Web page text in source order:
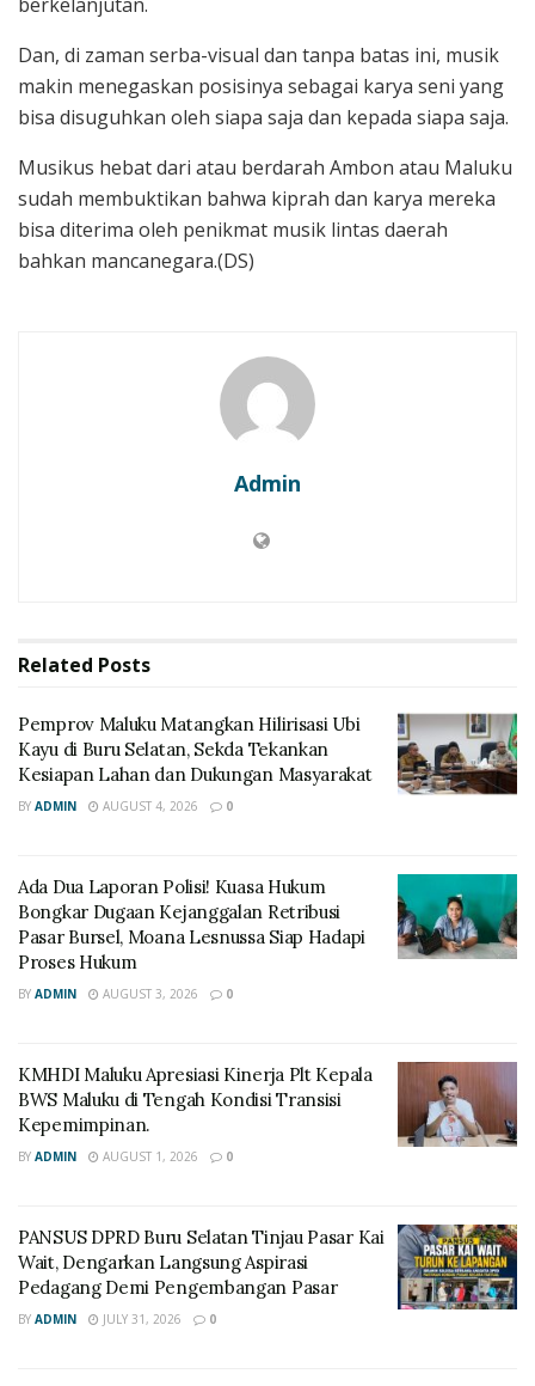
Dan, di zaman serba-visual dan tanpa batas ini, musik
makin menegaskan posisinya sebagai karya seni yang
bisa disuguhkan oleh siapa saja dan kepada siapa saja.
Musikus hebat dari atau berdarah Ambon atau Maluku
sudah membuktikan bahwa kiprah dan karya mereka
bisa diterima oleh penikmat musik lintas daerah
bahkan mancanegara.(DS)
Admin
Related Posts
‎Pemprov Maluku Matangkan Hilirisasi Ubi
Kayu di Buru Selatan, Sekda Tekankan
Kesiapan Lahan dan Dukungan Masyarakat
BY ADMIN AUGUST 4, 2026 0
Ada Dua Laporan Polisi! Kuasa Hukum
Bongkar Dugaan Kejanggalan Retribusi
Pasar Bursel, Moana Lesnussa Siap Hadapi
Proses Hukum
BY ADMIN AUGUST 3, 2026 0
KMHDI Maluku Apresiasi Kinerja Plt Kepala
BWS Maluku di Tengah Kondisi Transisi
Kepemimpinan.
BY ADMIN AUGUST 1, 2026 0
PANSUS DPRD Buru Selatan Tinjau Pasar Kai
Wait, Dengarkan Langsung Aspirasi
Pedagang Demi Pengembangan Pasar
BY ADMIN JULY 31, 2026 0